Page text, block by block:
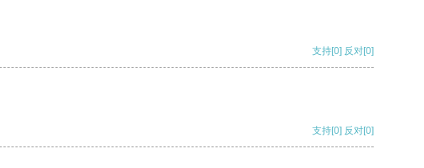
支持[0] 反对[0]
支持[0] 反对[0]